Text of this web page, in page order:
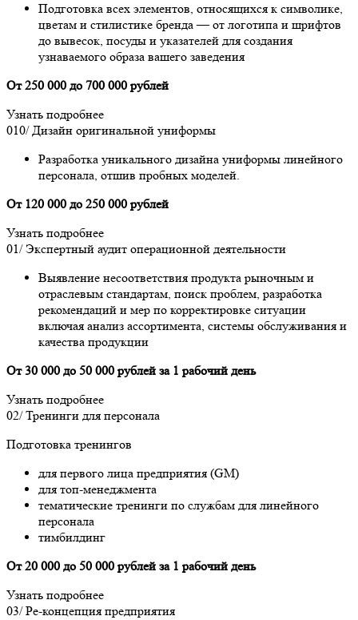
Подготовка всех элементов, относящихся к символике,
цветам и стилистике бренда — от логотипа и шрифтов
до вывесок, посуды и указателей для создания
узнаваемого образа вашего заведения
От 250 000 до 700 000 рублей
Узнать подробнее
010/Дизайн оригинальной униформы
Разработка уникального дизайна униформы линейного
персонала, отшив пробных моделей.
От 120 000 до 250 000 рублей
Узнать подробнее
01/Экспертный аудит операционной деятельности
Выявление несоответствия продукта рыночным и
отраслевым стандартам, поиск проблем, разработка
рекомендаций и мер по корректировке ситуации
включая анализ ассортимента, системы обслуживания и
качества продукции
От 30 000 до 50 000 рублей за 1 рабочий день
Узнать подробнее
02/Тренинги для персонала
Подготовка тренингов
для первого лица предприятия (GM)
для топ-менеджмента
тематические тренинги по службам для линейного
персонала
тимбилдинг
От 20 000 до 50 000 рублей за 1 рабочий день
Узнать подробнее
03/Ре-концепция предприятия